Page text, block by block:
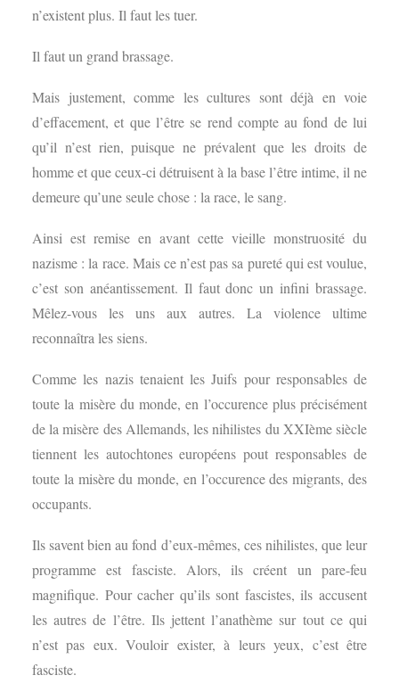
n’existent plus. Il faut les tuer.
Il faut un grand brassage.
Mais justement, comme les cultures sont déjà en voie
d’effacement, et que l’être se rend compte au fond de lui
qu’il n’est rien, puisque ne prévalent que les droits de
homme et que ceux-ci détruisent à la base l’être intime, il ne
demeure qu’une seule chose : la race, le sang.
Ainsi est remise en avant cette vieille monstruosité du
nazisme : la race. Mais ce n’est pas sa pureté qui est voulue,
c’est son anéantissement. Il faut donc un infini brassage.
Mêlez-vous les uns aux autres. La violence ultime
reconnaîtra les siens.
Comme les nazis tenaient les Juifs pour responsables de
toute la misère du monde, en l’occurence plus précisément
de la misère des Allemands, les nihilistes du XXIème siècle
tiennent les autochtones européens pout responsables de
toute la misère du monde, en l’occurence des migrants, des
occupants.
Ils savent bien au fond d’eux-mêmes, ces nihilistes, que leur
programme est fasciste. Alors, ils créent un pare-feu
magnifique. Pour cacher qu’ils sont fascistes, ils accusent
les autres de l’être. Ils jettent l’anathème sur tout ce qui
n’est pas eux. Vouloir exister, à leurs yeux, c’est être
fasciste.